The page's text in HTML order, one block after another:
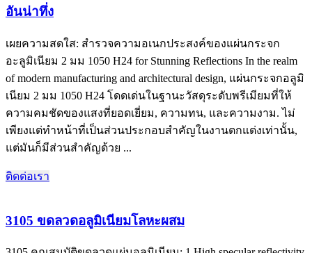
อันน่าทึ่ง
เผยความสดใส: สำรวจความอเนกประสงค์ของแผ่นกระจก
อะลูมิเนียม 2 มม 1050 H24 for Stunning Reflections In the realm
of modern manufacturing and architectural design, แผ่นกระจกอลูมิ
เนียม 2 มม 1050 H24 โดดเด่นในฐานะวัสดุระดับพรีเมียมที่ให้
ความคมชัดของแสงที่ยอดเยี่ยม, ความทน, และความงาม. ไม่
เพียงแต่ทำหน้าที่เป็นส่วนประกอบสำคัญในงานตกแต่งเท่านั้น,
แต่มันก็มีส่วนสำคัญด้วย ...
ติดต่อเรา
3105 ขดลวดอลูมิเนียมโลหะผสม